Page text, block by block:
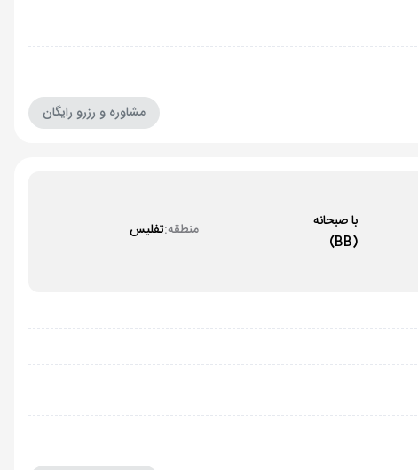
مشاوره و رزرو رایگان
با صبحانه
(BB)
منطقه:تفلیس